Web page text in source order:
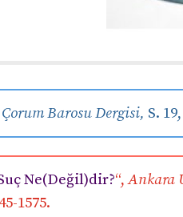
Çorum Barosu Dergisi, S.
Ne(Değil)dir?“,Ankara
1575.